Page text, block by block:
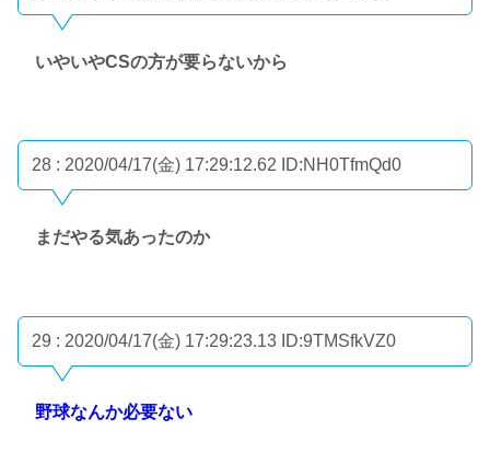
いやいやCSの方が要らないから
28 : 2020/04/17(金) 17:29:12.62 ID:NH0TfmQd0
まだやる気あったのか
29 : 2020/04/17(金) 17:29:23.13 ID:9TMSfkVZ0
野球なんか必要ない